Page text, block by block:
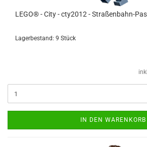
LEGO® - City - cty2012 - Straßenbahn-
Lagerbestand: 9 Stück
IN DEN WARENKORB